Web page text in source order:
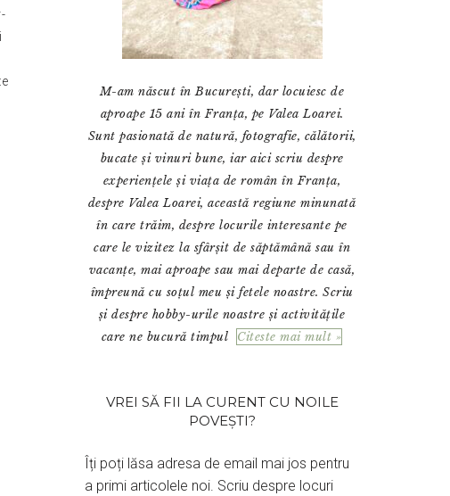
M-am născut în București, dar locuiesc de
aproape 15 ani în Franța, pe Valea Loarei.
Sunt pasionată de natură, fotografie, călătorii,
bucate și vinuri bune, iar aici scriu despre
experiențele și viața de român în Franța,
despre Valea Loarei, această regiune minunată
în care trăim, despre locurile interesante pe
care le vizitez la sfârșit de săptămână sau în
vacanțe, mai aproape sau mai departe de casă,
împreună cu soțul meu și fetele noastre. Scriu
și despre hobby-urile noastre și activitățile
care ne bucură timpul Citeste mai mult »
VREI SĂ FII LA CURENT CU NOILE
POVEȘTI?
Îți poți lăsa adresa de email mai jos pentru
a primi articolele noi. Scriu despre locuri